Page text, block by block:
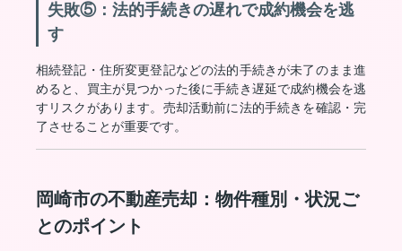
失敗⑤：法的手続きの遅れで成約機会を逃
す
相続登記・住所変更登記などの法的手続きが未了のまま進
めると、買主が見つかった後に手続き遅延で成約機会を逃
すリスクがあります。売却活動前に法的手続きを確認・完
了させることが重要です。
岡崎市の不動産売却：物件種別・状況ご
とのポイント